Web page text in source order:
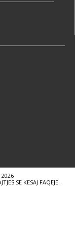
SE KESAJ FAQEJE.